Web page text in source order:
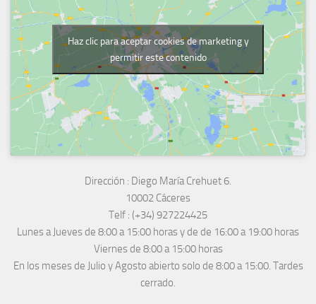
Haz clic para aceptar cookies de marketing y
permitir este contenido
Dirección : Diego María Crehuet 6.
10002 Cáceres
Telf : (+34) 927224425
Lunes a Jueves de 8:00 a 15:00 horas y de de 16:00 a 19:00 horas
Viernes de 8:00 a 15:00 horas
En los meses de Julio y Agosto abierto solo de 8:00 a 15:00. Tardes
cerrado.